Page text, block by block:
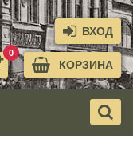
ВХОД
КОРЗИНА
0